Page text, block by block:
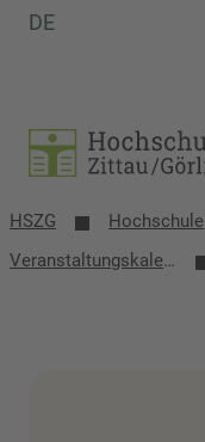
DE
HSZG Hochschule
Veranstaltungs­kalender